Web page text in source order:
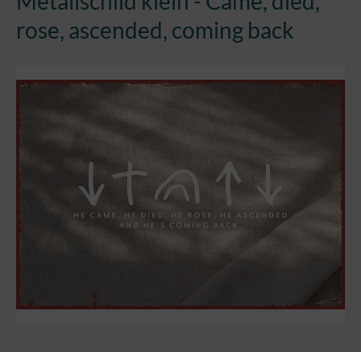
rose, ascended, coming back